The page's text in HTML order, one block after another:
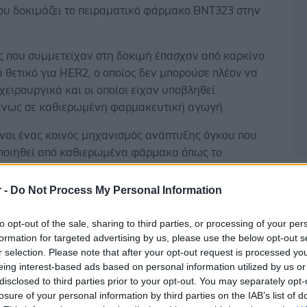
- Do Not Process My Personal Information
opt-out of the sale, sharing to third parties, or processing of your
for targeted advertising by us, please use the below opt-out
selection. Please note that after your opt-out request is processed
interest-based ads based on personal information utilized by us
to third parties prior to your opt-out. You may separately
of your personal information by third parties on the IAB’s list of
δοκιμάζει το πειραματικό φάρμακο BNT323 στην
που συμμετείχαν στη δοκιμή έπασχαν από καρκίνο
θετικό για HER2, ο οποίος δεν μπορούσε πλέον να
και οι οποίοι είχαν υποβληθεί
σε καθιερωμένη φαρμακευτική αγωγή.
ένας κοινός μηχανισμός ανάπτυξης όγκου που
από καθιερωμένα φάρμακα όπως το
της BioNTech, γνωστό και ως τραστουζουμάμπη,
στην τεχνολογία σύζευξης αντισώματος - φαρμάκου,
υψηλής ακρίβειας.